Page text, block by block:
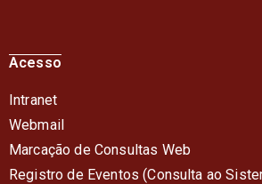
Acesso
Intranet
Webmail
Marcação de Consultas Web
Registro de Eventos (Consulta ao